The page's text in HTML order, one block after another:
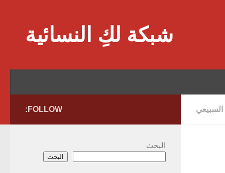
شبكة لكِ النسائية
السبيعي FOLLOW:
البحث
البحث